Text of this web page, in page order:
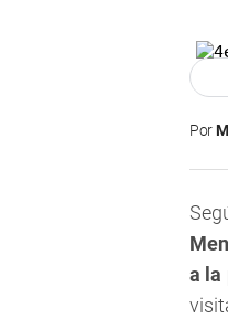
Por
a la